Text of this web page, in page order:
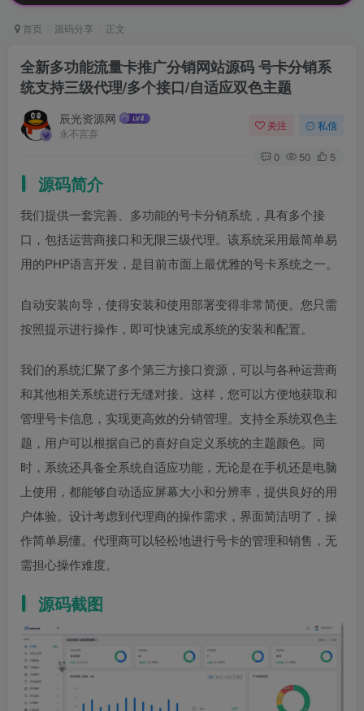
首页 源码分享 正文
全新多功能流量卡推广分销网站源码 号卡分销系
统支持三级代理/多个接口/自适应双色主题
辰光资源网
永不言弃
关注 私信
0 50 5
源码简介
我们提供一套完善、多功能的号卡分销系统，具有多个接
口，包括运营商接口和无限三级代理。该系统采用最简单易
用的PHP语言开发，是目前市面上最优雅的号卡系统之一。
自动安装向导，使得安装和使用部署变得非常简便。您只需
按照提示进行操作，即可快速完成系统的安装和配置。
我们的系统汇聚了多个第三方接口资源，可以与各种运营商
和其他相关系统进行无缝对接。这样，您可以方便地获取和
管理号卡信息，实现更高效的分销管理。支持全系统双色主
题，用户可以根据自己的喜好自定义系统的主题颜色。同
时，系统还具备全系统自适应功能，无论是在手机还是电脑
上使用，都能够自动适应屏幕大小和分辨率，提供良好的用
户体验。设计考虑到代理商的操作需求，界面简洁明了，操
作简单易懂。代理商可以轻松地进行号卡的管理和销售，无
需担心操作难度。
源码截图